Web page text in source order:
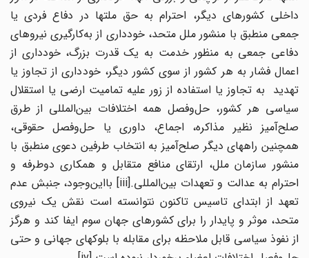
داخلی کشورهای دیگر، احترام به حق ملتها در دفاع فردی یا
جمعی منطبق با منشور ملل متحد، خودداری از به‌کارگیری نیروهای
دفاعی جمعی به منظور خدمت به یک قدرت بزرگ، خودداری از
اعمال فشار به هر کشور از سوی کشور دیگر، خودداری از تجاوز یا
تهدید به تجاوز یا استفاده از زور علیه تمامیت ارضی یا استقلال
سیاسی هر کشور، حل‌وفصل همه اختلافات بین‌المللی از طرق
صلح‌آمیز نظیر مذاکره، اجماع، داوری یا حل‌وفصل حقوقی،
همچنین راههای دیگر صلح‌آمیز به انتخاب طرفین دعوی منطبق با
منشور سازمان ملل، ارتقای منافع متقابل و همکاری دوطرفه و
احترام به عدالت و تعهدات بین‌المللی.[iii] بااین‌وجود، جنبش عدم
تعهد از ابتدای تاسیس تاکنون نتوانسته است نقش یک نیروی
متحد، موثر و پایدار را برای کشورهای جهان سوم ایفا کند و هرگز
از نفوذ سیاسی قابل ملاحظه برای مقابله با بلوکهای جهانی و حتی